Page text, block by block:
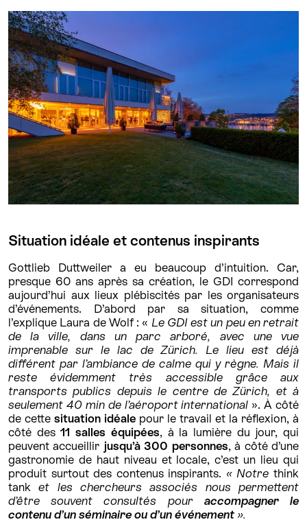
Situation idéale et contenus inspirants
Gottlieb Duttweiler a eu beaucoup d’intuition. Car,
presque 60 ans après sa création, le GDI correspond
aujourd’hui aux lieux plébiscités par les organisateurs
d’événements. D’abord par sa situation, comme
l’explique Laura de Wolf : « Le GDI est un peu en retrait
de la ville, dans un parc arboré, avec une vue
imprenable sur le lac de Zürich. Le lieu est déjà
différent par l’ambiance de calme qui y règne. Mais il
reste évidemment très accessible grâce aux
transports publics depuis le centre de Zürich, et à
seulement 40 min de l’aéroport international ». À côté
de cette situation idéale pour le travail et la réflexion, à
côté des11 salles équipées, à la lumière du jour, qui
peuvent accueillir jusqu’à 300 personnes, à côté d’une
gastronomie de haut niveau et locale, c’est un lieu qui
produit surtout des contenus inspirants. « Notrethink
tanket les chercheurs associés nous permettent
d’être souvent consultés pour accompagner le
contenu d’un séminaire ou d’un événement ».